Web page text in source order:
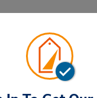
37002,
Grce Corfu Cret
: